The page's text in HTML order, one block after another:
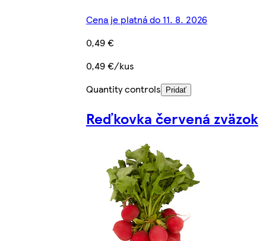
Cena je platná do 11. 8. 2026
0,49 €
0,49 €/kus
Quantity controls
Pridať
Reďkovka červená zväzok